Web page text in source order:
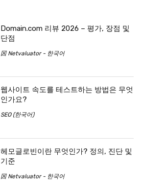
Domain.com 리뷰 2026 – 평가, 장점 및
단점
龱 Netvaluator - 한국어
웹사이트 속도를 테스트하는 방법은 무엇
인가요?
SEO (한국어)
헤모글로빈이란 무엇인가? 정의, 진단 및
기준
龱 Netvaluator - 한국어